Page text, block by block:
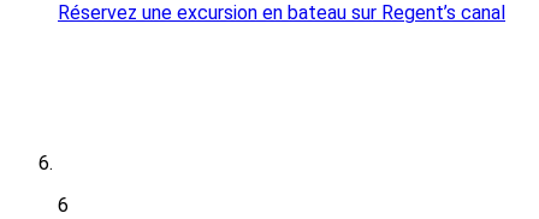
Réservez une excursion en bateau sur Regent’s canal
6